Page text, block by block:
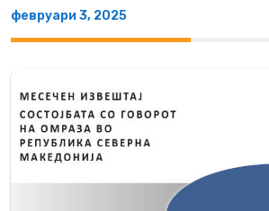
февруари 3, 2025